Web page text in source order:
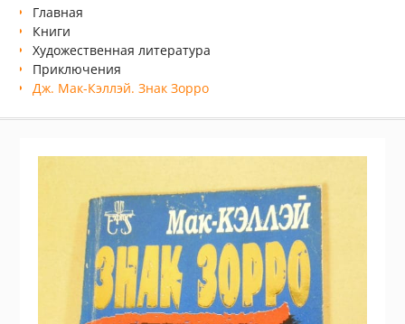
Главная
Книги
Xудожественная литература
Приключения
Дж. Мак-Кэллэй. Знак Зорро